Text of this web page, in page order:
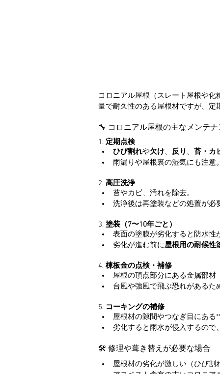
コロニアル屋根（スレート屋根や
量で耐久性のある屋根材ですが、定
🔧 コロニアル屋根の主なメンテナ
1. 定期点検
ひび割れや欠け、 反り 、 苔・カ
雨漏りや屋根裏の湿気にも注意。
2. 高圧洗浄
苔やカビ、汚れを除去。
洗浄後は再塗装などの処置が必
3. 塗装（7〜10年ごと）
表面の塗膜が劣化すると防水性
劣化が進む前に屋根用の耐候性
4. 棟板金の点検・補修
屋根の頂点部分にある金属部材
台風や強風で飛ぶ恐れがあるた
5. コーキングの補修
屋根材の隙間やつなぎ目にある
劣化すると雨水が侵入するので
🛠 修理や葺き替えが必要な場合
屋根材の劣化が激しい（ひび割